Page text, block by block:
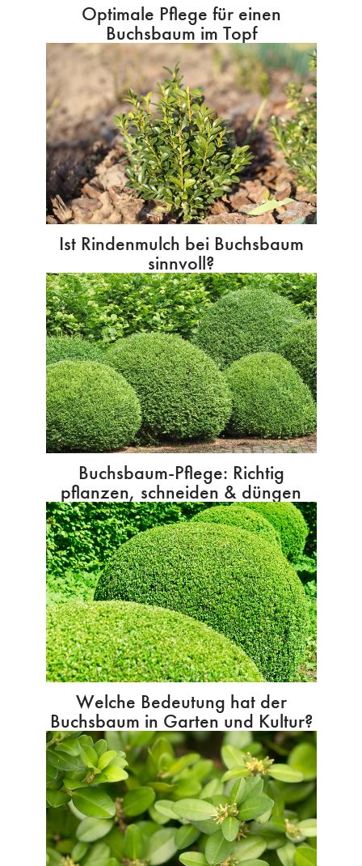
Optimale Pflege für einen
Buchsbaum im Topf
Ist Rindenmulch bei Buchsbaum
sinnvoll?
Buchsbaum-Pflege: Richtig
pflanzen, schneiden & düngen
Welche Bedeutung hat der
Buchsbaum in Garten und Kultur?